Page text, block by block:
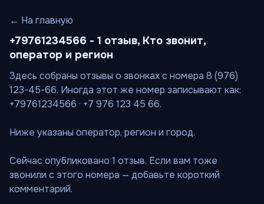
← На главную
+79761234566 - 1 отзыв, Кто звонит,
оператор и регион
Здесь собраны отзывы о звонках с номера 8 (976)
123-45-66. Иногда этот же номер записывают как:
+79761234566 · +7 976 123 45 66.
Ниже указаны оператор, регион и город.
Сейчас опубликовано 1 отзыв. Если вам тоже
звонили с этого номера — добавьте короткий
комментарий.